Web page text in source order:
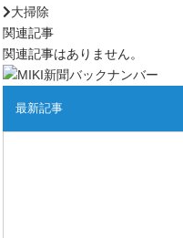
大掃除
関連記事
関連記事はありません。
最新記事